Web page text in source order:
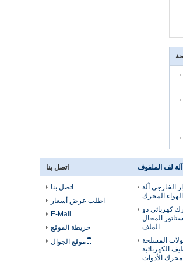
آلة لف الملفوف
الخارجي آلة
المحرك
كهربائي ذو
المجال
الملف
المسلحة
الكهربائية
الأدوات
اتصل بنا
اتصل بنا
اطلب عرض أسعار
E-Mail
خريطة الموقع
موقع الجوال